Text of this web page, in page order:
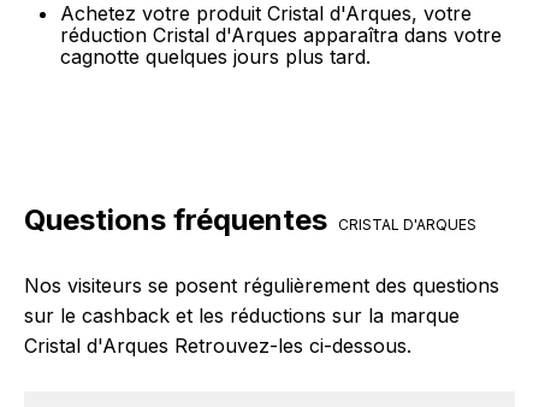
Achetez votre produit Cristal d'Arques, votre
réduction Cristal d'Arques apparaîtra dans votre
cagnotte quelques jours plus tard.
Questions fréquentes CRISTAL D'ARQUES
Nos visiteurs se posent régulièrement des questions
sur le cashback et les réductions sur la marque
Cristal d'Arques Retrouvez-les ci-dessous.